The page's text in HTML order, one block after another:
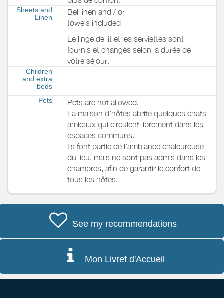
Sheets and
Linen
Bel linen and / or
towels included
Le linge de lit et les serviettes sont
fournis et changés selon la durée de
votre séjour.
Children
and extra
beds
Pets
Pets are not allowed.
La maison d’hôtes abrite quelques chats
amicaux qui circulent librement dans les
espaces communs.
Ils font partie de l’ambiance chaleureuse
du lieu, mais ne sont pas admis dans les
chambres, afin de garantir le confort de
tous les hôtes.
See my recommendations
Mon Livret d'Accueil